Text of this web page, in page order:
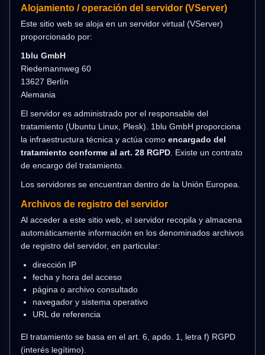
Alojamiento / operación del servidor (VServer)
Este sitio web se aloja en un servidor virtual (VServer)
proporcionado por:
1blu GmbH
Riedemannweg 60
13627 Berlín
Alemania
El servidor es administrado por el responsable del
tratamiento (Ubuntu Linux, Plesk). 1blu GmbH proporciona
la infraestructura técnica y actúa como encargado del
tratamiento conforme al art. 28 RGPD . Existe un contrato
de encargo del tratamiento.
Los servidores se encuentran dentro de la Unión Europea.
Archivos de registro del servidor
Al acceder a este sitio web, el servidor recopila y almacena
automáticamente información en los denominados archivos
de registro del servidor, en particular:
dirección IP
fecha y hora del acceso
página o archivo consultado
navegador y sistema operativo
URL de referencia
El tratamiento se basa en el art. 6, apdo. 1, letra f) RGPD
(interés legítimo).